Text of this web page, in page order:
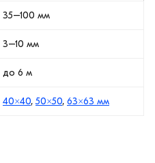
35–100 мм
3–10 мм
до 6 м
40×40, 50×50, 63×63 мм